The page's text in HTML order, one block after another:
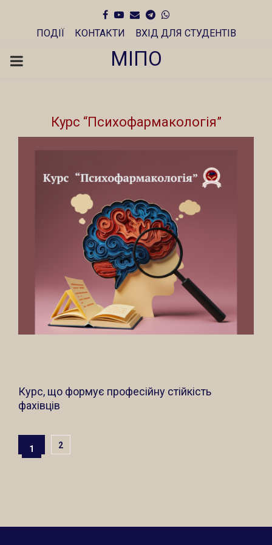
Facebook
Youtube
EmailTelegram
Whatsapp
ПОДІЇ
КОНТАКТИ ВХІД ДЛЯ СТУДЕНТІВ
PRIMARY
МІПО
Курс “Психофармакологія”
Курс, що формує професійну стійкість
фахівців
1 2